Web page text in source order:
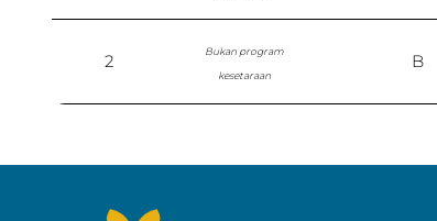
2
Bukan program
kesetaraan
B